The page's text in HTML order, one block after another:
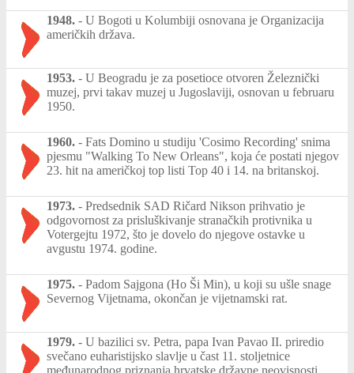
1948. - U Bogoti u Kolumbiji osnovana je Organizacija
američkih država.
1953. - U Beogradu je za posetioce otvoren Železnički
muzej, prvi takav muzej u Jugoslaviji, osnovan u februaru
1950.
1960. - Fats Domino u studiju 'Cosimo Recording' snima
pjesmu "Walking To New Orleans", koja će postati njegov
23. hit na američkoj top listi Top 40 i 14. na britanskoj.
1973. - Predsednik SAD Ričard Nikson prihvatio je
odgovornost za prisluškivanje stranačkih protivnika u
Votergejtu 1972, što je dovelo do njegove ostavke u
avgustu 1974. godine.
1975. - Padom Sajgona (Ho Ši Min), u koji su ušle snage
Severnog Vijetnama, okončan je vijetnamski rat.
1979. - U bazilici sv. Petra, papa Ivan Pavao II. priredio
svečano euharistijsko slavlje u čast 11. stoljetnice
međunarodnog priznanja hrvatske državne neovisnosti.